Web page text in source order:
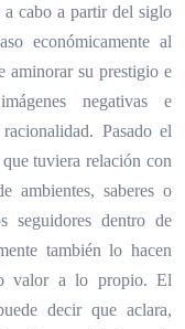
a cabo a partir del siglo
económicamente al
aminorar su prestigio e
negativas e
Pasado el
tuviera relación con
ambientes, saberes o
seguidores dentro de
también lo hacen
valor a lo propio. El
decir que aclara,